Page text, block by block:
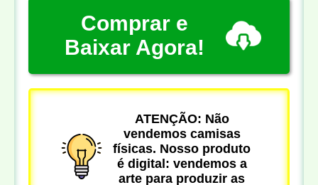
Comprar e
Baixar Agora!
ATENÇÃO: Não
vendemos camisas
físicas. Nosso produto
é digital: vendemos a
arte para produzir as